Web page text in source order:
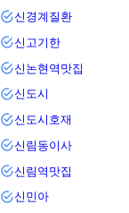
신경계질환
신고기한
신논현역맛집
신도시
신도시호재
신림동이사
신림역맛집
신민아